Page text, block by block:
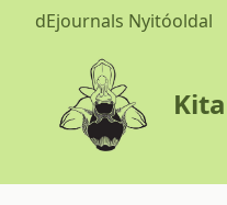
dEjournals Nyitóoldal